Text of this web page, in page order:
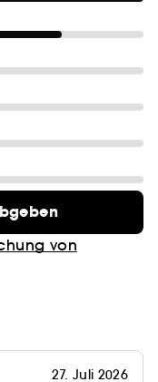
und
von
27. Juli 2026